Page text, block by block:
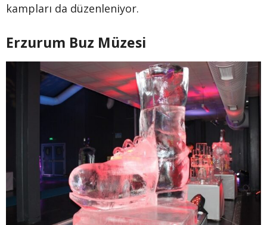
kampları da düzenleniyor.
Erzurum Buz Müzesi